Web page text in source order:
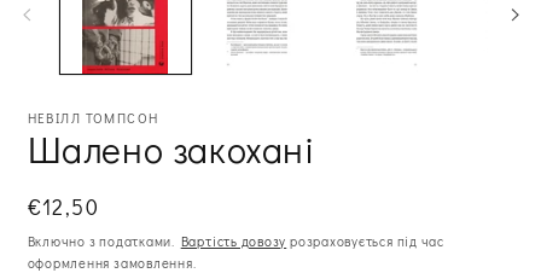
модальному
вікні
НЕВІЛЛ ТОМПСОН
Шалено закохані
Звична
ціна
€12,50
Включно з податками. Вартість довозу розраховується під час
оформлення замовлення.